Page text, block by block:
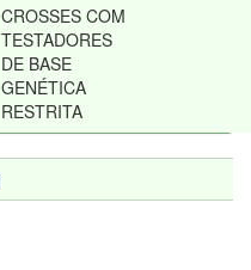
CROSSES COM
TESTADORES
DE BASE
GENÉTICA
RESTRITA